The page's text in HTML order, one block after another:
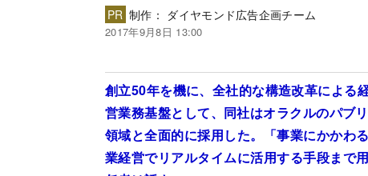
PR 制作： ダイヤモンド広告企画チーム
2017年9月8日 13:00
創立50年を機に、全社的な構造改革による
営業務基盤として、同社はオラクルのパブ
領域と全面的に採用した。「事業にかかわ
業経営でリアルタイムに活用する手段まで